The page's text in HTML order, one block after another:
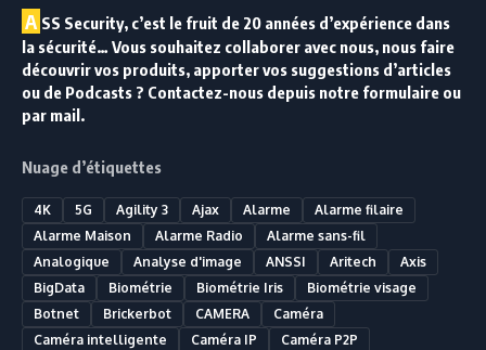
A SS Security, c’est le fruit de 20 années d’expérience dans
la sécurité… Vous souhaitez collaborer avec nous, nous faire
découvrir vos produits, apporter vos suggestions d’articles
ou de Podcasts ? Contactez-nous depuis notre formulaire ou
par mail.
Nuage d’étiquettes
4K 5G Agility 3 Ajax Alarme
Alarme filaire
Alarme Maison
Alarme Radio
Alarme sans-fil
Analogique
Analyse d'image ANSSI Aritech
Axis
BigData
Biométrie Biométrie Iris
Biométrie visage
Botnet
Brickerbot CAMERA
Caméra
Caméra intelligente
Caméra IP
Caméra P2P